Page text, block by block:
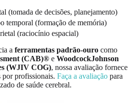
(tomada de decisões, planejamento)
temporal (formação de memória)
(raciocínio espacial)
a ferramentas padrão-ouro como
(CAB)® e WoodcockJohnson
(WJIV COG), nossa avaliação fornece
profissionais. Faça a avaliação para
de saúde cerebral.